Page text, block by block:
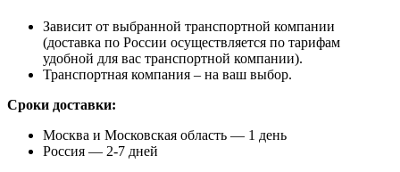
Зависит от выбранной транспортной компании
(доставка по России осуществляется по тарифам
удобной для вас транспортной компании).
Транспортная компания – на ваш выбор.
Сроки доставки:
Москва и Московская область — 1 день
Россия — 2-7 дней